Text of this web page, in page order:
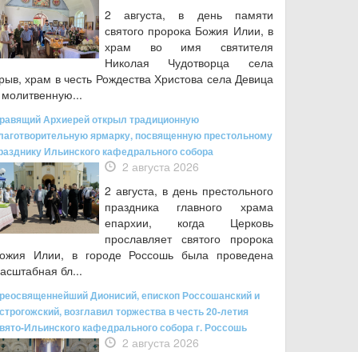
2 августа, в день памяти
святого пророка Божия Илии, в
храм во имя святителя
Николая Чудотворца села
храм в честь Рождества Христова села Девица
Архиерей открыл традиционную
ярмарку, посвященную престольному
Ильинского кафедрального собора
2 августа 2026
2 августа, в день престольного
праздника главного храма
епархии, когда Церковь
прославляет святого пророка
Илии, в городе Россошь была проведена
бл...
Дионисий, епископ Россошанский и
возглавил торжества в честь 20-летия
Ильинского кафедрального собора г. Россошь
2 августа 2026